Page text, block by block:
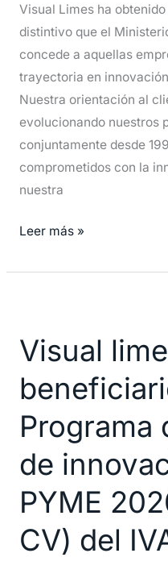
Visual Limes ha obtenido
distintivo que el
concede a aquellas
trayectoria en
Nuestra orientación al
evolucionando nuestros
conjuntamente desde
comprometidos con la
nuestra
Leer más »
Visual
Programa
de
PYME
CV) del
ha
beneficiario
del
Programa
de
de
innovación
de